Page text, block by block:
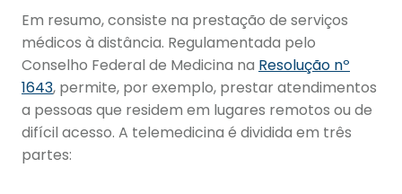
Em resumo, consiste na prestação de serviços
médicos à distância. Regulamentada pelo
Conselho Federal de Medicina na Resolução nº
1643, permite, por exemplo, prestar atendimentos
a pessoas que residem em lugares remotos ou de
difícil acesso. A telemedicina é dividida em três
partes: